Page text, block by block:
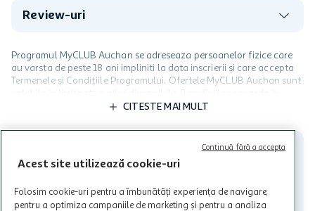
Review-uri
Programul MyCLUB Auchan se adreseaza persoanelor fizice care
au varsta de peste 18 ani impliniti la data inscrierii și care accepta
Termenele și Condițiile Programului. Ofertele MyCLUB Auchan sunt
valabile in limita stocurilor disponibile. Beneficiile se acorda in
limita a 12 unitati / card client o singura data in perioada promotiei.
participante și pentru acțiuni promotionale indicate de Auchan si
nu poate fi utilizat in legatura cu alti comercianți sau pentru alte
nu raspunde pentru imposibilitatea utilizarii Cardului in perioada in
intretineri sau reparatii tehnice la sistemul de utilizarea al Cardului.
CITESTE MAI MULT
Acest site utilizează cookie-uri
Folosim cookie-uri pentru a îmbunătăți experiența de navigare,
pentru a optimiza campaniile de marketing și pentru a analiza
Continuă fără a accepta